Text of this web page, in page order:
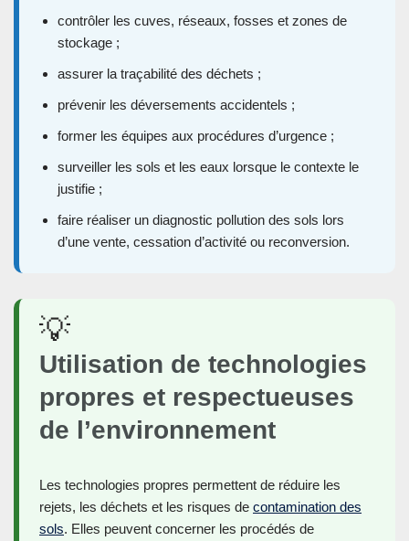
contrôler les cuves, réseaux, fosses et zones de
stockage ;
assurer la traçabilité des déchets ;
prévenir les déversements accidentels ;
former les équipes aux procédures d’urgence ;
surveiller les sols et les eaux lorsque le contexte le
justifie ;
faire réaliser un diagnostic pollution des sols lors
d’une vente, cessation d’activité ou reconversion.
💡
Utilisation de technologies
propres et respectueuses
de l’environnement
Les technologies propres permettent de réduire les
rejets, les déchets et les risques de contamination des
sols. Elles peuvent concerner les procédés de